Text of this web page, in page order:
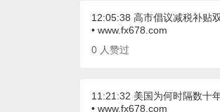
12:05:38 高市倡议减税补贴
• www.fx678.com
0 人赞过
11:21:32 美国为何时隔数十
• www.fx678.com